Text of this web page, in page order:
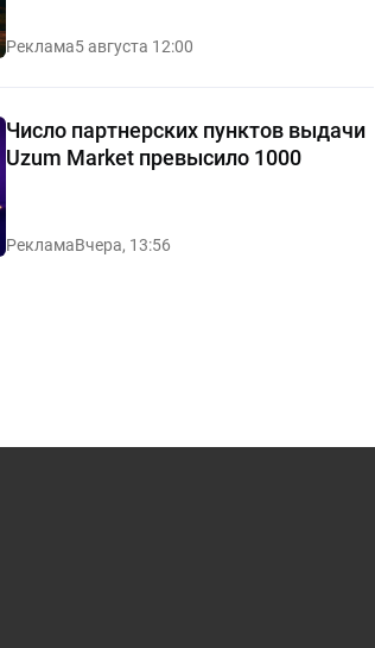
Реклама5 августа 12:00
Число партнерских пунктов выдачи
Uzum Market превысило 1000
РекламаВчера, 13:56